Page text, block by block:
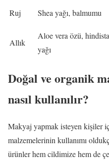
Ruj Shea yağı, balmumu
Allık
Aloe vera özü,
yağı
Doğal ve organik
nasıl kullanılır?
Makyaj yapmak isteyen kişiler
malzemelerinin kullanımı
ürünler hem cildimize hem de